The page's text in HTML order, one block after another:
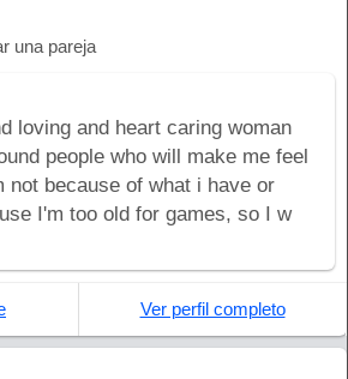
una pareja
loving and heart caring woman
people who will make me feel
not because of what i have or
I'm too old for games, so I w
Ver perfil completo